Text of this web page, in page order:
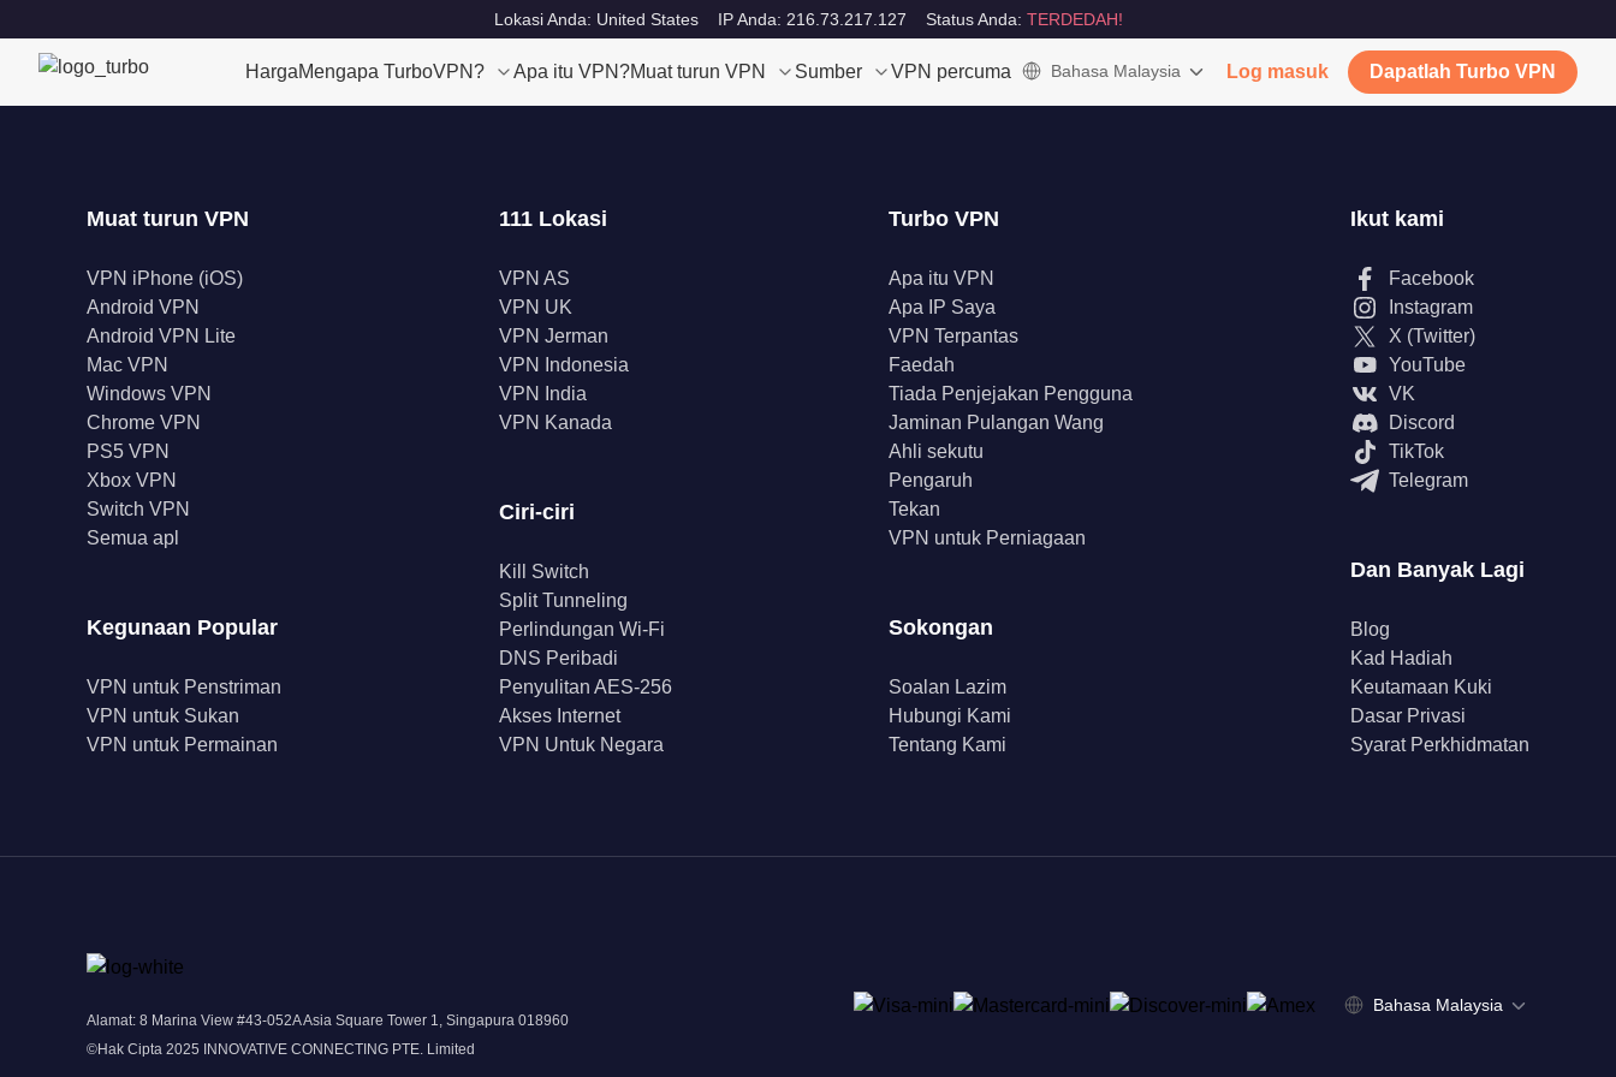
Lokasi Anda: United States IP Anda: 216.73.217.127 Status Anda: TERDEDAH!
HargaMengapa TurboVPN? Apa itu VPN?Muat turun VPN Sumber VPN percuma Bahasa Malaysia Log masuk Dapatlah Turbo VPN
Muat turun VPN
VPN iPhone (iOS)
Android VPN
Android VPN Lite
Mac VPN
Windows VPN
Chrome VPN
PS5 VPN
Xbox VPN
Switch VPN
Semua apl
Kegunaan Popular
VPN untuk Penstriman
VPN untuk Sukan
VPN untuk Permainan
111 Lokasi
VPN AS
VPN UK
VPN Jerman
VPN Indonesia
VPN India
VPN Kanada
Ciri-ciri
Kill Switch
Split Tunneling
Perlindungan Wi-Fi
DNS Peribadi
Penyulitan AES-256
Akses Internet
VPN Untuk Negara
Turbo VPN
Apa itu VPN
Apa IP Saya
VPN Terpantas
Faedah
Tiada Penjejakan Pengguna
Jaminan Pulangan Wang
Ahli sekutu
Pengaruh
Tekan
VPN untuk Perniagaan
Sokongan
Soalan Lazim
Hubungi Kami
Tentang Kami
Ikut kami
Facebook
Instagram
X (Twitter)
YouTube
VK
Discord
TikTok
Telegram
Dan Banyak Lagi
Blog
Kad Hadiah
Keutamaan Kuki
Dasar Privasi
Syarat Perkhidmatan
Alamat: 8 Marina View #43-052A Asia Square Tower 1, Singapura 018960
©Hak Cipta 2025 INNOVATIVE CONNECTING PTE. Limited
Bahasa Malaysia